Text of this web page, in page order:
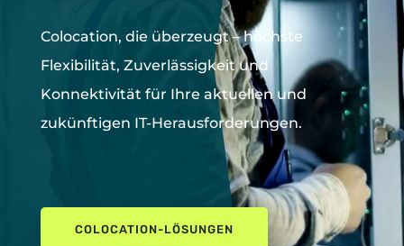
Colocation, die überzeugt –höchste
Flexibilität, Zuverlässigkeit und
Konnektivität für Ihre aktuellen und
zukünftigen IT-Herausforderungen.
COLOCATION-LÖSUNGEN